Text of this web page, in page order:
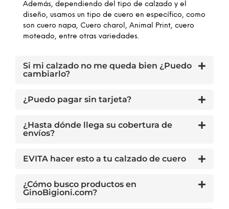
Además, dependiendo del tipo de calzado y el
diseño, usamos un tipo de cuero en específico, como
son cuero napa, Cuero charol, Animal Print, cuero
moteado, entre otras variedades.
Si mi calzado no me queda bien ¿Puedo
cambiarlo?
¿Puedo pagar sin tarjeta?
¿Hasta dónde llega su cobertura de
envíos?
EVITA hacer esto a tu calzado de cuero
¿Cómo busco productos en
GinoBigioni.com?